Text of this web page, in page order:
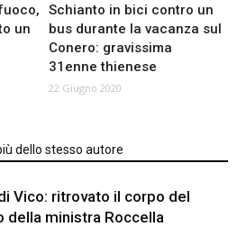
un
Schianto in bici contro un
bus durante la vacanza sul
Conero: gravissima
31enne thienese
22 Giugno 2020
dello stesso autore
Vico: ritrovato il corpo del
della ministra Roccella